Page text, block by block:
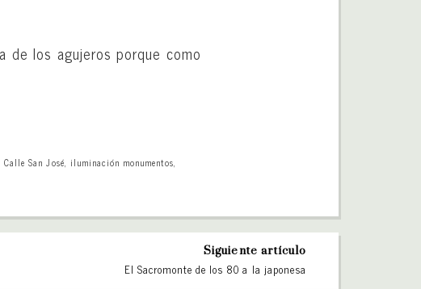
de los agujeros porque como
Calle San José, iluminación monumentos,
Siguiente artículo
El Sacromonte de los 80 a la japonesa